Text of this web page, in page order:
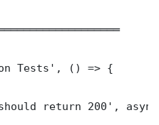
Tests', () => {
return 200',